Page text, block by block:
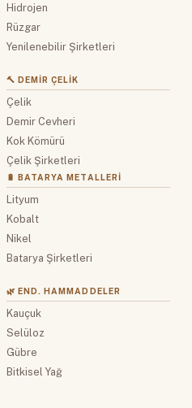
Hidrojen
Rüzgar
Yenilenebilir Şirketleri
🔨 DEMIR ÇELIK
Çelik
Demir Cevheri
Kok Kömürü
Çelik Şirketleri
🔋 BATARYA METALLERI
Lityum
Kobalt
Nikel
Batarya Şirketleri
🌿 END. HAMMADDELER
Kauçuk
Selüloz
Gübre
Bitkisel Yağ